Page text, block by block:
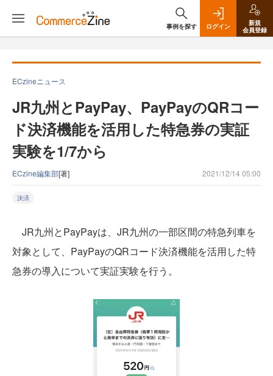
事例を探す ログイン
新規
会員登録
ECzineニュース
JR九州とPayPay、PayPayのQRコー
ド決済機能を活用した特急券の実証
実験を1/7から
ECzine編集部[著] 2021/12/14 05:00
決済
JR九州とPayPayは、JR九州の一部区間の特急列車を
対象として、PayPayのQRコード決済機能を活用した特
急券の導入について実証実験を行う。